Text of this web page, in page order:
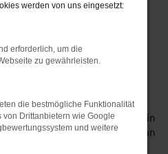
–
Ein Volvo XC90
wenn es um den Autokauf in
Fahrzeug gönnt, ist bei uns an
von mehr als 110 Jahren im
werden von uns eingesetzt:
erforderlich, um die
zu gewährleisten.
die bestmögliche Funktionalität
von Drittanbietern wie Google
und weitere